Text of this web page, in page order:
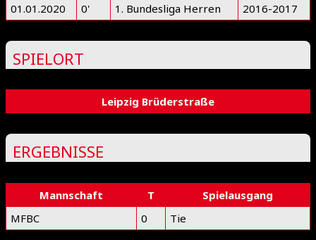
01.01.2020
0' 1. Bundesliga Herren 2016-2017
SPIELORT
Leipzig Brüderstraße
ERGEBNISSE
Mannschaft T
Spielausgang
MFBC
0 Tie